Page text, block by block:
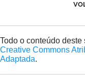
Todo o conteúdo
Creative Commons
Adaptada.